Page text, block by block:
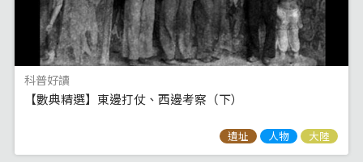
科普好讀
【數典精選】東邊打仗、西邊考察（下）
遺址 人物 大陸